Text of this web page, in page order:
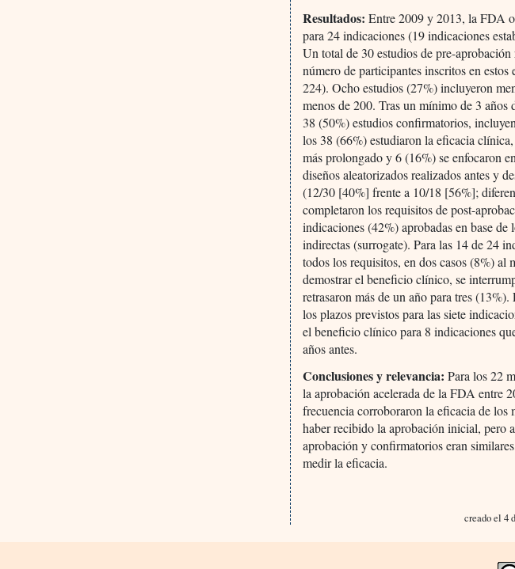
Resultados: Entre 2009 y 2013, la FDA
para 24 indicaciones (19 indicaciones
Un total de 30 estudios de pre-
número de participantes inscritos en
224). Ocho estudios (27%) incluyeron
menos de 200. Tras un mínimo de 3
38 (50%) estudios confirmatorios,
los 38 (66%) estudiaron la eficacia
más prolongado y 6 (16%) se enfocaron
diseños aleatorizados realizados antes y
(12/30 [40%] frente a 10/18 [56%];
completaron los requisitos de post-
indicaciones (42%) aprobadas en base
indirectas (surrogate). Para las 14 de 24
todos los requisitos, en dos casos (8%)
demostrar el beneficio clínico, se
retrasaron más de un año para tres
los plazos previstos para las siete
el beneficio clínico para 8 indicaciones
años antes.
Conclusiones y relevancia: Para los 22
la aprobación acelerada de la FDA entre
frecuencia corroboraron la eficacia de los
haber recibido la aprobación inicial, pero
aprobación y confirmatorios eran
medir la eficacia.
creado el 4